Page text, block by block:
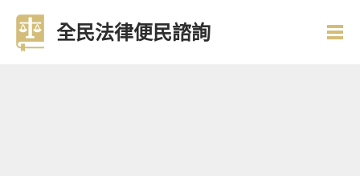
全民法律便民諮詢